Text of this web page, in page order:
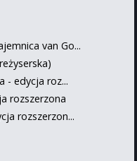
van Go...
- edycja roz...
rozszerzona
rozszerzon...